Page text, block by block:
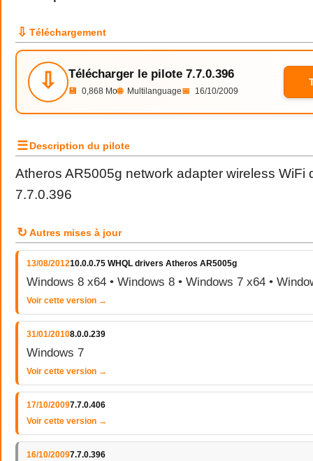
⇩ Téléchargement
⇩ Télécharger le pilote 7.7.0.396
💾 0,868 Mo🌐 Multilanguage📅 16/10/2009
☰Description du pilote
Atheros AR5005g network adapter wireless WiFi
7.7.0.396
↻ Autres mises à jour
13/08/201210.0.0.75 WHQL drivers Atheros AR5005g
Windows 8 x64 • Windows 8 • Windows 7 x64 •
Voir cette version →
31/01/20108.0.0.239
Windows 7
Voir cette version →
17/10/20097.7.0.406
Voir cette version →
16/10/20097.7.0.396